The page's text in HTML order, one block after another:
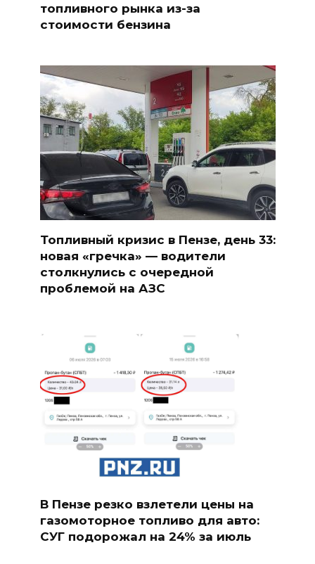
топливного рынка из-за
стоимости бензина
Топливный кризис в Пензе, день 33:
новая «гречка» — водители
столкнулись с очередной
проблемой на АЗС
В Пензе резко взлетели цены на
газомоторное топливо для авто:
СУГ подорожал на 24% за июль